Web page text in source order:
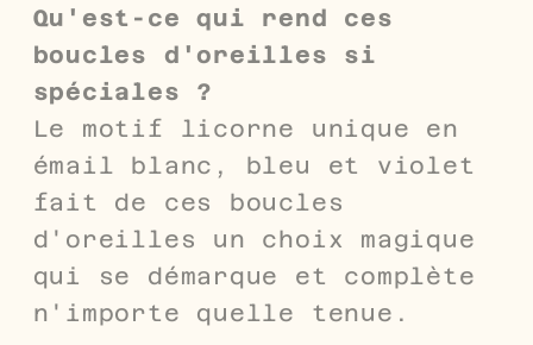
Qu'est-ce qui rend ces
boucles d'oreilles si
spéciales ?
Le motif licorne unique en
émail blanc, bleu et violet
fait de ces boucles
d'oreilles un choix magique
qui se démarque et complète
n'importe quelle tenue.